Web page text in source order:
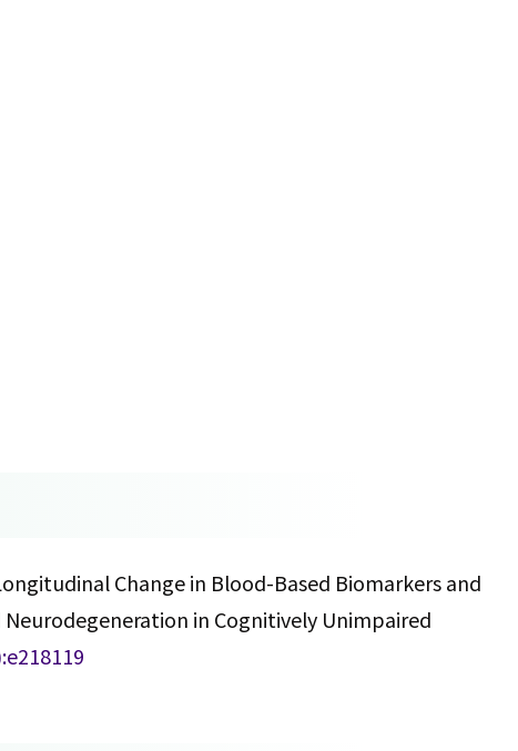
Change in Blood-Based Biomarkers and
in Cognitively Unimpaired